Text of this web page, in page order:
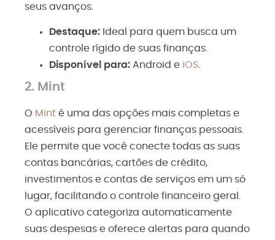
seus avanços.
Destaque: Ideal para quem busca um
controle rígido de suas finanças.
Disponível para: Android e iOS
2. Mint
O Mint é uma das opções mais completas e
acessíveis para gerenciar finanças pessoais.
Ele permite que você conecte todas as suas
contas bancárias, cartões de crédito,
investimentos e contas de serviços em um só
lugar, facilitando o controle financeiro geral.
O aplicativo categoriza automaticamente
suas despesas e oferece alertas para quando